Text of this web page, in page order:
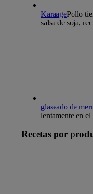
KaraagePollo
salsa de soja,
glaseado de
lentamente en
Recetas por